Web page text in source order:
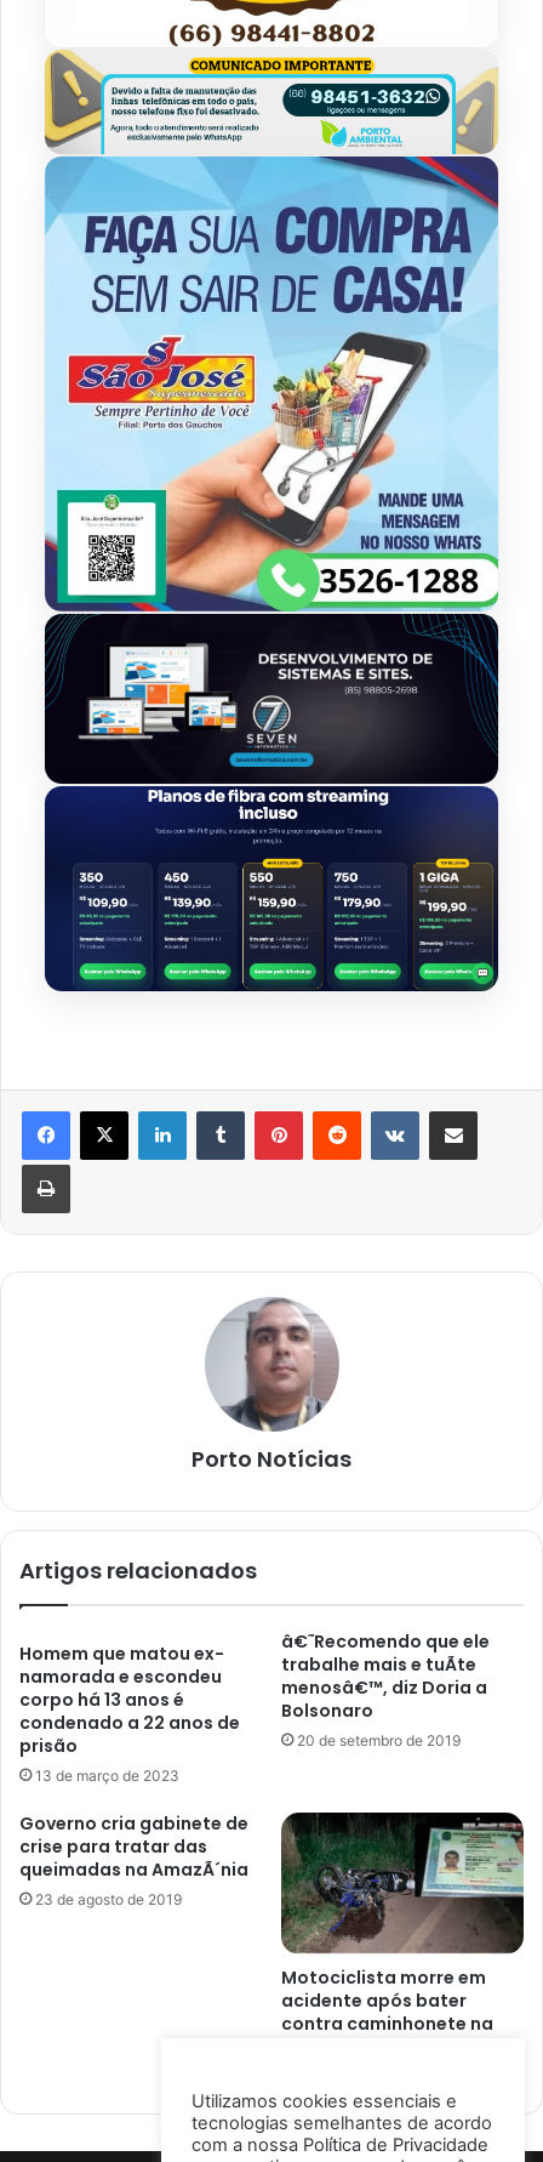
LinkedinTumblr PinterestReddit VK Compartilhar via e-mail
Imprimir
Porto Notícias
Artigos relacionados
Homem que matou ex-
namorada e escondeu
corpo há 13 anos é
condenado a 22 anos de
prisão
13 de março de 2023
â€˜Recomendo que ele
trabalhe mais e tuÃ­te
menosâ€™, diz Doria a
Bolsonaro
20 de setembro de 2019
Governo cria gabinete de
crise para tratar das
queimadas na AmazÃ´nia
23 de agosto de 2019
Motociclista morre em
acidente após bater
contra caminhonete na
Utilizamos cookies essenciais e
tecnologias semelhantes de acordo
com a nossa Política de Privacidade